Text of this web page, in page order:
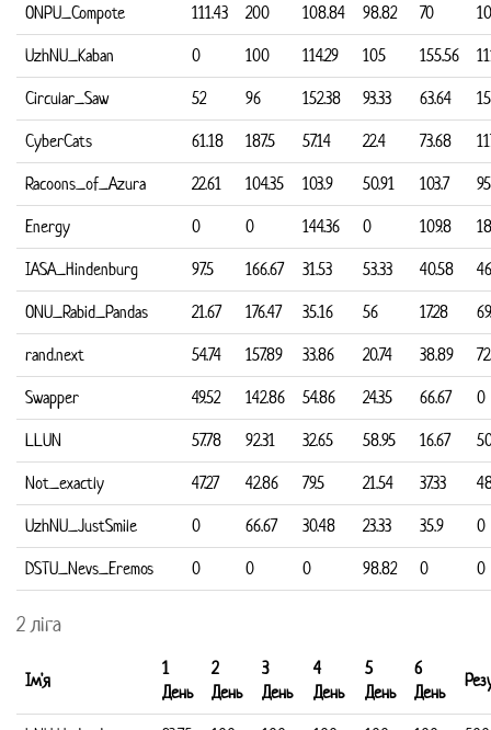
ONPU_Compote
111.43 200 108.84 98.82 70
UzhNU_Kaban
0 100 114.29 105 155.56
Circular_Saw
52 96 152.38 93.33 63.64
CyberCats
61.18 187.5 57.14 22.4 73.68
Racoons_of_Azura
22.61 104.35 103.9 50.91 103.7
Energy
0 0 144.36 0 109.8
IASA_Hindenburg
97.5 166.67 31.53 53.33 40.58
ONU_Rabid_Pandas
21.67 176.47 35.16 56 17.28
rand.next
54.74 157.89 33.86 20.74 38.89
Swapper
49.52 142.86 54.86 24.35 66.67
0
LLUN
57.78 92.31 32.65 58.95 16.67
Not_exactly
47.27 42.86 79.5 21.54 37.33
UzhNU_JustSmile
0 66.67 30.48 23.33 35.9
0
DSTU_Nevs_Eremos
0 0 0 98.82 0 0
2 ліга
Ім'я
1
День
2
День
3
День
4
День
5
День
6
День